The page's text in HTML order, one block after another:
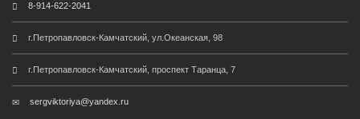
8-914-622-2041
г.Петропавловск-Камчатский, ул.Океанская, 98
г.Петропавловск-Камчатский, проспект Таранца, 7
sergviktoriya@yandex.ru